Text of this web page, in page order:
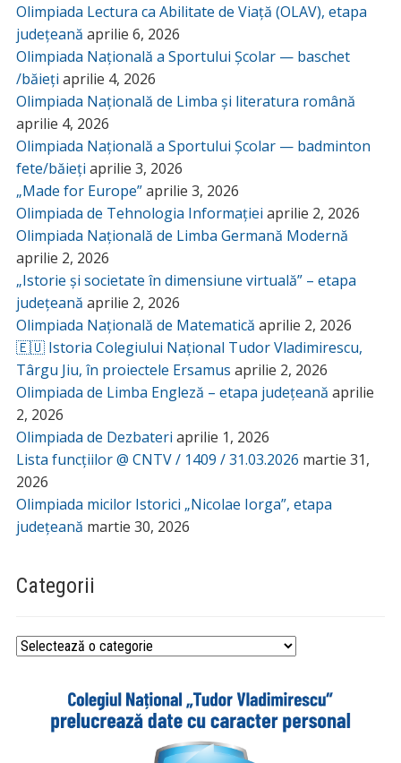
Olimpiada Lectura ca Abilitate de Viață (OLAV), etapa
județeană aprilie 6, 2026
Olimpiada Națională a Sportului Școlar — baschet
/băieți aprilie 4, 2026
Olimpiada Națională de Limba și literatura română
aprilie 4, 2026
Olimpiada Națională a Sportului Școlar — badminton
fete/băieți aprilie 3, 2026
„Made for Europe”aprilie 3, 2026
Olimpiada de Tehnologia Informației aprilie 2, 2026
Olimpiada Națională de Limba Germană Modernă
aprilie 2, 2026
„Istorie și societate în dimensiune virtuală” – etapa
județeană aprilie 2, 2026
Olimpiada Națională de Matematică aprilie 2, 2026
🇪🇺 Istoria Colegiului Național Tudor Vladimirescu,
Târgu Jiu, în proiectele Ersamus aprilie 2, 2026
Olimpiada de Limba Engleză – etapa județeană aprilie
2, 2026
Olimpiada de Dezbateri aprilie 1, 2026
Lista funcțiilor @ CNTV / 1409 / 31.03.2026 martie 31,
2026
Olimpiada micilor Istorici „Nicolae Iorga”, etapa
județeană martie 30, 2026
Categorii
Categorii